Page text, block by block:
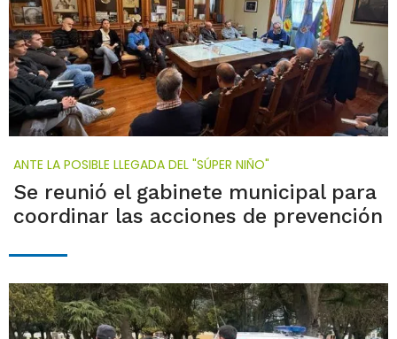
ANTE LA POSIBLE LLEGADA DEL "SÚPER NIÑO"
Se reunió el gabinete municipal para
coordinar las acciones de prevención